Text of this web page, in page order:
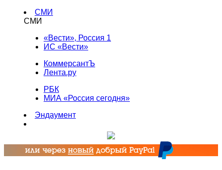
СМИ
СМИ
«Вести», Россия 1
ИС «Вести»
КоммерсантЪ
Лента.ру
РБК
МИА «Россия сегодня»
Эндаумент